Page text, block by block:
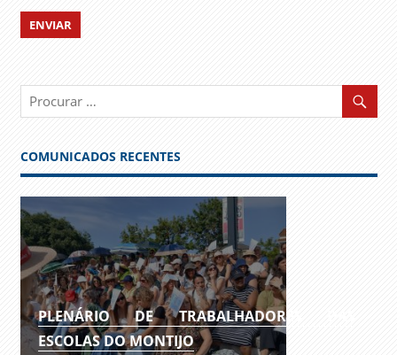
COMUNICADOS RECENTES
PLENÁRIO DE TRABALHADORES DAS
ESCOLAS DO MONTIJO